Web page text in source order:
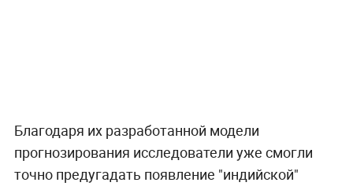
Благодаря их разработанной модели
прогнозирования исследователи уже смогли
точно предугадать появление "индийской"